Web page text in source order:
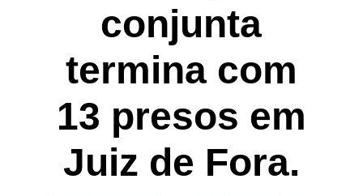
conjunta
termina com
13 presos em
Juiz de Fora.